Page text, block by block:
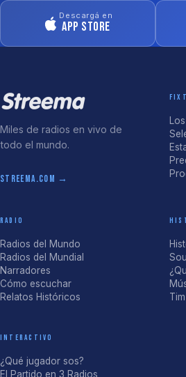
Descargá en
App Store
Miles de radios en vivo de
todo el mundo.
streema.com →
RADIO
Radios del Mundo
Radios del Mundial
Narradores
Cómo escuchar
Relatos Históricos
INTERACTIVO
¿Qué jugador sos?
El Partido en 3 Radios